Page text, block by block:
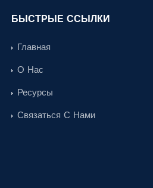
БЫСТРЫЕ ССЫЛКИ
Главная
О Нас
Ресурсы
Связаться С Нами